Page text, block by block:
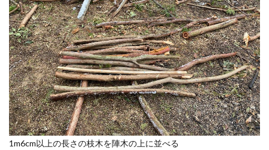
1m6cm以上の長さの枝木を陣木の上に並べる